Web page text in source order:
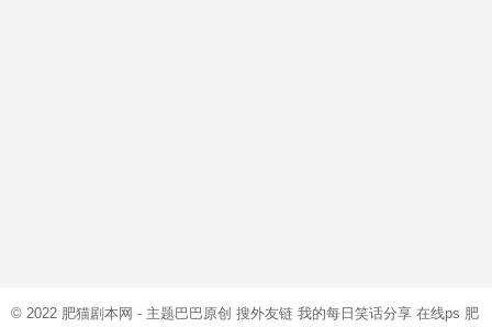
© 2022 肥猫剧本网 - 主题巴巴原创 搜外友链 我的每日笑话分享 在线ps 肥